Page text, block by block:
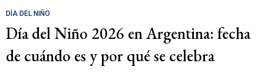
DÍA DEL NIÑO
Día del Niño 2026 en Argentina: fecha
de cuándo es y por qué se celebra